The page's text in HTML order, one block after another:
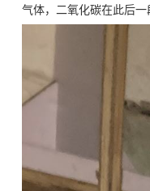
气体，二氧化碳在此后一